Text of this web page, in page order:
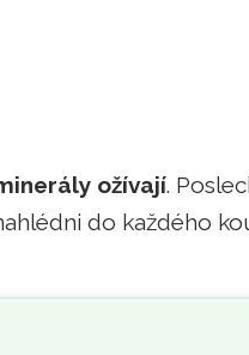
ožívají.
do každého